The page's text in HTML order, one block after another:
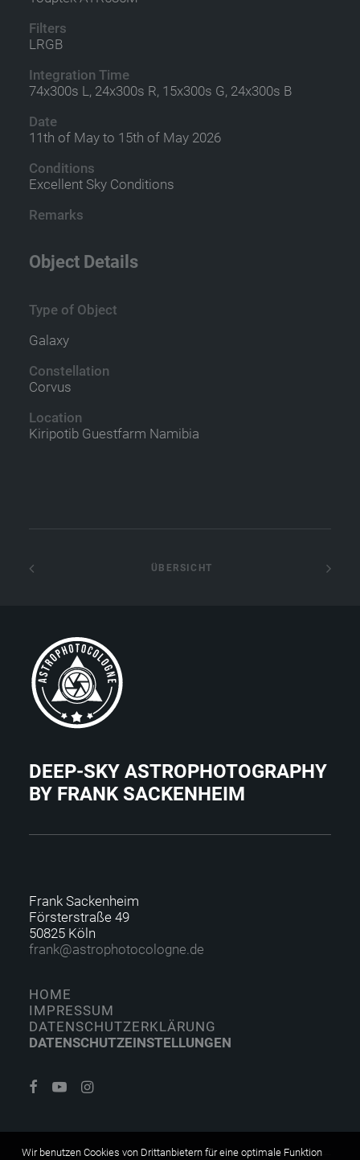
Filters
LRGB
Integration Time
74x300s L, 24x300s R, 15x300s G, 24x300s B
Date
11th of May to 15th of May 2026
Conditions
Excellent Sky Conditions
Remarks
Object Details
Type of Object
Galaxy
Constellation
Corvus
Location
Kiripotib Guestfarm Namibia
ÜBERSICHT
DEEP-SKY ASTROPHOTOGRAPHY
BY FRANK SACKENHEIM
Frank Sackenheim
Försterstraße 49
50825 Köln
frank@astrophotocologne.de
HOME
IMPRESSUM
DATENSCHUTZERKLÄRUNG
DATENSCHUTZEINSTELLUNGEN
Wir benutzen Cookies von Drittanbietern für eine optimale Funktion